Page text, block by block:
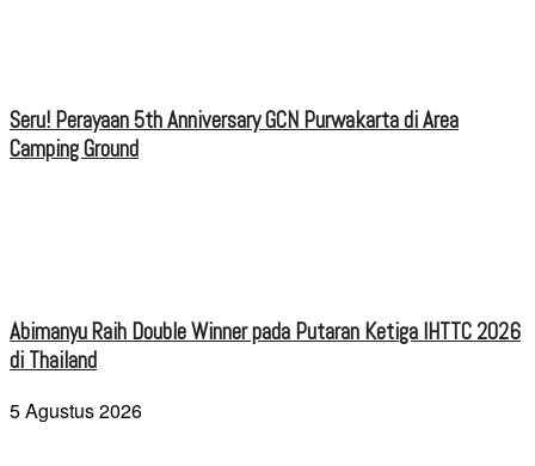
Seru! Perayaan 5th Anniversary GCN Purwakarta di Area
Camping Ground
Abimanyu Raih Double Winner pada Putaran Ketiga IHTTC 2026
di Thailand
5 Agustus 2026